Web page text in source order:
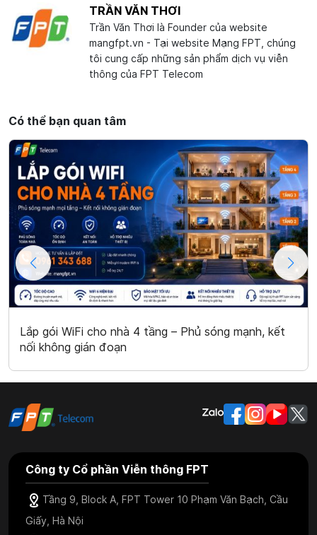
TRẦN VĂN THƠI
Trần Văn Thơi là Founder của website
mangfpt.vn - Tại website Mạng FPT, chúng
tôi cung cấp những sản phẩm dịch vụ viễn
thông của FPT Telecom
Có thể bạn quan tâm
Lắp gói WiFi cho nhà 4 tầng – Phủ sóng mạnh, kết
nối không gián đoạn
Công ty Cổ phần Viễn thông FPT
Tầng 9, Block A, FPT Tower 10 Phạm Văn Bạch, Cầu
Giấy, Hà Nội